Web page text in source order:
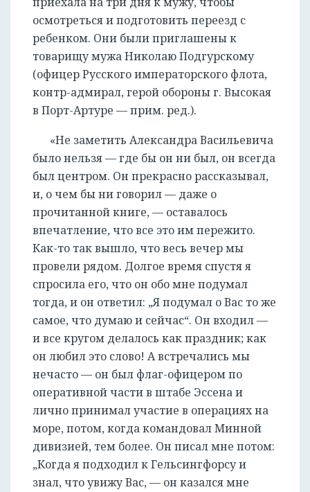
осмотреться и подготовить переезд с
ребенком. Они были приглашены к
товарищу мужа Николаю Подгурскому
(офицер Русского императорского флота,
контр-адмирал, герой обороны г. Высокая
в Порт-Артуре — прим. ред.).
«Не заметить Александра Васильевича
было нельзя — где бы он ни был, он всегда
был центром. Он прекрасно рассказывал,
и, о чем бы ни говорил — даже о
прочитанной книге, — оставалось
впечатление, что все это им пережито.
Как-то так вышло, что весь вечер мы
провели рядом. Долгое время спустя я
спросила его, что он обо мне подумал
тогда, и он ответил: „Я подумал о Вас то же
самое, что думаю и сейчас“. Он входил —
и все кругом делалось как праздник; как
он любил это слово! А встречались мы
нечасто — он был флаг-офицером по
оперативной части в штабе Эссена и
лично принимал участие в операциях на
море, потом, когда командовал Минной
дивизией, тем более. Он писал мне потом:
„Когда я подходил к Гельсингфорсу и
знал, что увижу Вас, — он казался мне